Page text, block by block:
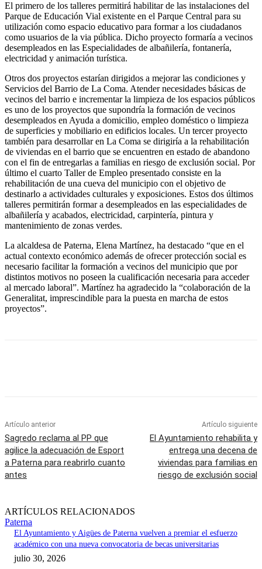
El primero de los talleres permitirá habilitar de las instalaciones del
Parque de Educación Vial existente en el Parque Central para su
utilización como espacio educativo para formar a los ciudadanos
como usuarios de la via pública. Dicho proyecto formaría a vecinos
desempleados en las Especialidades de albañilería, fontanería,
electricidad y animación turística.
Otros dos proyectos estarían dirigidos a mejorar las condiciones y
Servicios del Barrio de La Coma. Atender necesidades básicas de
vecinos del barrio e incrementar la limpieza de los espacios públicos
es uno de los proyectos que supondría la formación de vecinos
desempleados en Ayuda a domicilio, empleo doméstico o limpieza
de superficies y mobiliario en edificios locales. Un tercer proyecto
también para desarrollar en La Coma se dirigiría a la rehabilitación
de viviendas en el barrio que se encuentren en estado de abandono
con el fin de entregarlas a familias en riesgo de exclusión social. Por
último el cuarto Taller de Empleo presentado consiste en la
rehabilitación de una cueva del municipio con el objetivo de
destinarlo a actividades culturales y exposiciones. Estos dos últimos
talleres permitirán formar a desempleados en las especialidades de
albañilería y acabados, electricidad, carpintería, pintura y
mantenimiento de zonas verdes.
La alcaldesa de Paterna, Elena Martínez, ha destacado “que en el
actual contexto económico además de ofrecer protección social es
necesario facilitar la formación a vecinos del municipio que por
distintos motivos no poseen la cualificación necesaria para acceder
al mercado laboral”. Martínez ha agradecido la “colaboración de la
Generalitat, imprescindible para la puesta en marcha de estos
proyectos”.
Artículo anterior
Sagredo reclama al PP que
agilice la adecuación de Esport
a Paterna para reabrirlo cuanto
antes
Artículo siguiente
El Ayuntamiento rehabilita y
entrega una decena de
viviendas para familias en
riesgo de exclusión social
ARTÍCULOS RELACIONADOS
Paterna
El Ayuntamiento y Aigües de Paterna vuelven a premiar el esfuerzo
académico con una nueva convocatoria de becas universitarias
julio 30, 2026